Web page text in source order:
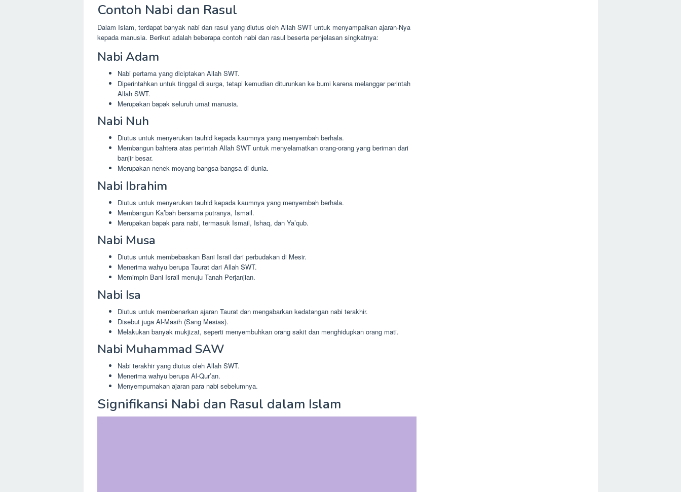
Contoh Nabi dan Rasul
Dalam Islam, terdapat banyak nabi dan rasul yang diutus oleh Allah SWT untuk menyampaikan ajaran-Nya
kepada manusia. Berikut adalah beberapa contoh nabi dan rasul beserta penjelasan singkatnya:
Nabi Adam
Nabi pertama yang diciptakan Allah SWT.
Diperintahkan untuk tinggal di surga, tetapi kemudian diturunkan ke bumi karena melanggar perintah
Allah SWT.
Merupakan bapak seluruh umat manusia.
Nabi Nuh
Diutus untuk menyerukan tauhid kepada kaumnya yang menyembah berhala.
Membangun bahtera atas perintah Allah SWT untuk menyelamatkan orang-orang yang beriman dari
banjir besar.
Merupakan nenek moyang bangsa-bangsa di dunia.
Nabi Ibrahim
Diutus untuk menyerukan tauhid kepada kaumnya yang menyembah berhala.
Membangun Ka’bah bersama putranya, Ismail.
Merupakan bapak para nabi, termasuk Ismail, Ishaq, dan Ya’qub.
Nabi Musa
Diutus untuk membebaskan Bani Israil dari perbudakan di Mesir.
Menerima wahyu berupa Taurat dari Allah SWT.
Memimpin Bani Israil menuju Tanah Perjanjian.
Nabi Isa
Diutus untuk membenarkan ajaran Taurat dan mengabarkan kedatangan nabi terakhir.
Disebut juga Al-Masih (Sang Mesias).
Melakukan banyak mukjizat, seperti menyembuhkan orang sakit dan menghidupkan orang mati.
Nabi Muhammad SAW
Nabi terakhir yang diutus oleh Allah SWT.
Menerima wahyu berupa Al-Qur’an.
Menyempurnakan ajaran para nabi sebelumnya.
Signifikansi Nabi dan Rasul dalam Islam